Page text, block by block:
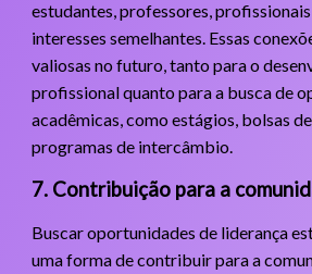
estudantes, professores,
interesses semelhantes. Essas
valiosas no futuro, tanto para o
profissional quanto para a busca de
acadêmicas, como estágios, bolsas
programas de intercâmbio.
7. Contribuição para a
Buscar oportunidades de liderança
uma forma de contribuir para a